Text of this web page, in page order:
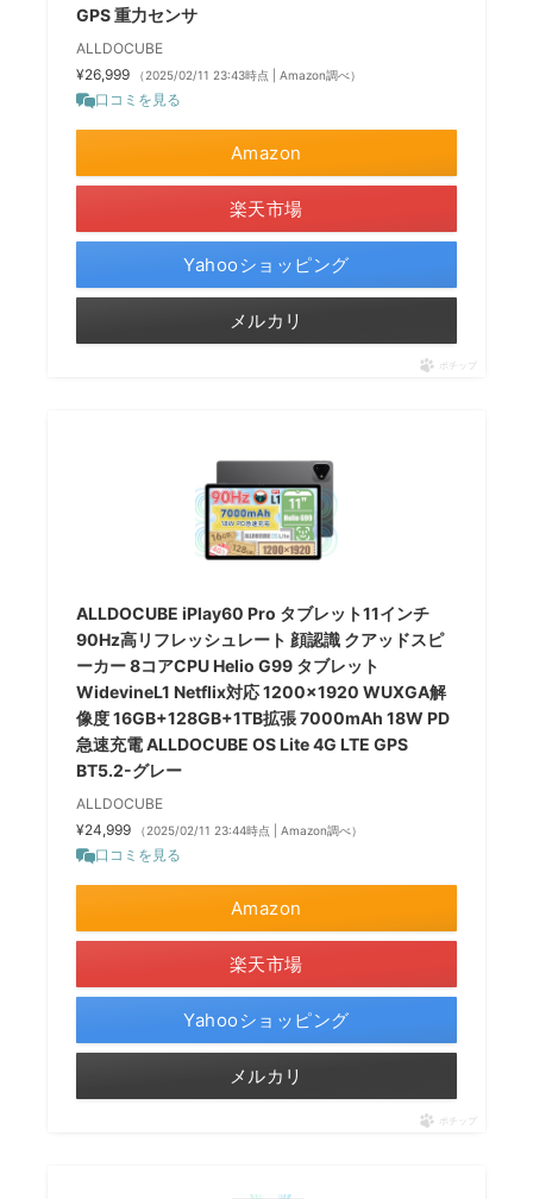
GPS 重力センサ
ALLDOCUBE
¥26,999
（2025/02/11 23:43時点 | Amazon調べ）
口コミを見る
Amazon
楽天市場
Yahooショッピング
メルカリ
ポチップ
ALLDOCUBE iPlay60 Pro タブレット11インチ
90Hz高リフレッシュレート 顔認識 クアッドスピ
ーカー 8コアCPU Helio G99 タブレット
WidevineL1 Netflix対応 1200×1920 WUXGA解
像度 16GB+128GB+1TB拡張 7000mAh 18W PD
急速充電 ALLDOCUBE OS Lite 4G LTE GPS
BT5.2-グレー
ALLDOCUBE
¥24,999
（2025/02/11 23:44時点 | Amazon調べ）
口コミを見る
Amazon
楽天市場
Yahooショッピング
メルカリ
ポチップ